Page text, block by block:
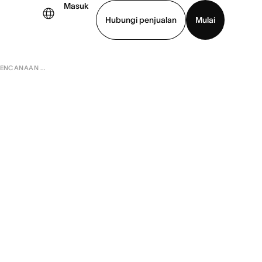
Masuk
Hubungi penjualan
Mulai
demo Unduh aplikasi
...